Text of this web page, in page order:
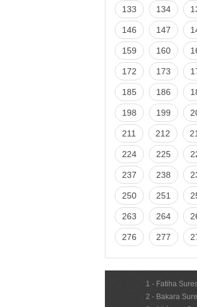
133 134
146 147
159 160
172 173
185 186
198 199
211 212
224 225
237 238
250 251
263 264
276 277
1 - Fatiha
2 - Bakara